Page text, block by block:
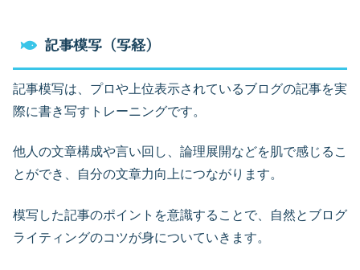
記事模写（写経）
記事模写は、プロや上位表示されているブログの記事を実
際に書き写すトレーニングです。
他人の文章構成や言い回し、論理展開などを肌で感じるこ
とができ、自分の文章力向上につながります。
模写した記事のポイントを意識することで、自然とブログ
ライティングのコツが身についていきます。